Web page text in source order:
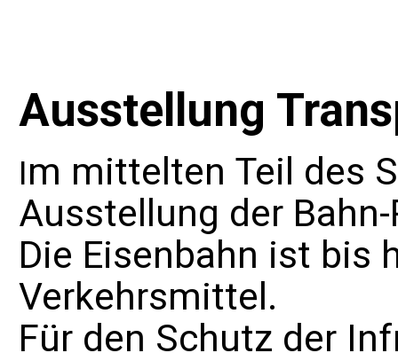
Ausstellung
Im mittelten Teil des
Ausstellung der
Die Eisenbahn ist bis
Verkehrsmittel.
Für den Schutz der